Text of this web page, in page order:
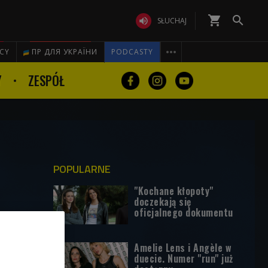
 SŁUCHAJ shopping_cart 
ПР ДЛЯ УКРАЇНИ PODCASTY 
ZESPÓŁ
POPULARNE
"Kochane kłopoty"
doczekają się
oficjalnego dokumentu
Amelie Lens i Angèle w
duecie. Numer "run" już